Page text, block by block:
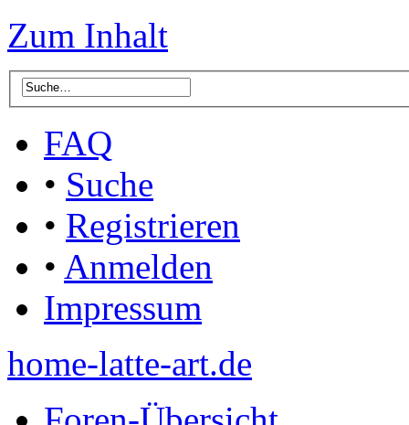
Zum Inhalt
FAQ
• Suche
• Registrieren
• Anmelden
Impressum
home-latte-art.de